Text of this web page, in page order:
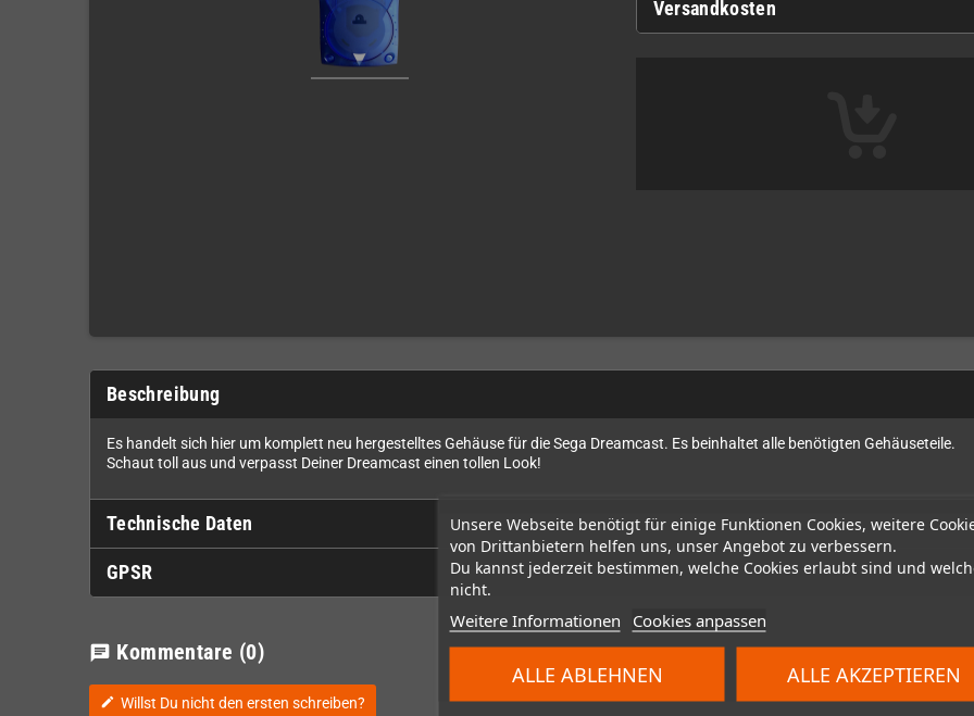
Unsere Webseite benötigt für einige Funktionen Cookies, weitere
von Drittanbietern helfen uns, unser Angebot zu verbessern.
Du kannst jederzeit bestimmen, welche Cookies erlaubt sind und
nicht.
Weitere Informationen Cookies anpassen
ALLE ABLEHNEN ALLE AKZEPTIEREN
Versandkosten
Beschreibung
Es handelt sich hier um komplett neu hergestelltes Gehäuse für die Sega Dreamcast. Es beinhaltet alle benötigten Gehäuseteile.
Schaut toll aus und verpasst Deiner Dreamcast einen tollen Look!
Technische Daten
GPSR
chat Kommentare (0)
edit Willst Du nicht den ersten schreiben?